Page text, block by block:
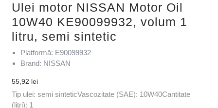
Ulei motor NISSAN Motor Oil
10W40 KE90099932, volum 1
litru, semi sintetic
Platformă: E90099932
Brand: NISSAN
55,92 lei
Tip ulei: semi sinteticVascozitate (SAE): 10W40Cantitate
(litri): 1